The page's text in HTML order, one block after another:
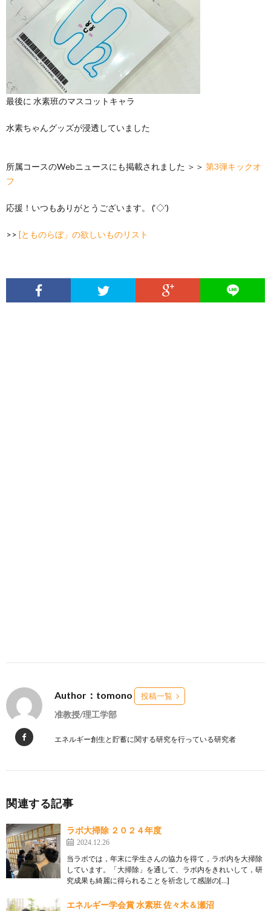
最後に 水素班のマスコットキャラ
水素ちゃんグッズが浸透していました
所属コースのWebニュースにも掲載されました ＞＞ 第3弾キックオ
フ
応援！いつもありがとうございます。 (‘◇’)ゞ
>> [とものらぼ」の欲しいものリスト
Author：tomono 投稿一覧
准教授/理工学部
エネルギー創生と貯蓄に関する研究を行っている研究者
関連する記事
ラボ大掃除 ２０２４年度
2024.12.26
当ラボでは，年末に学生さんの協力を得て，ラボ内を大掃除
しています。「大掃除」を通して、ラボ内をきれいして，研
究成果も綺麗に得られることを祈念して感謝の[…]
エネルギー学会賞 水素班 佐々木＆瀬沼